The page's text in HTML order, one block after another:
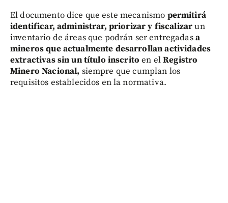
El documento dice que este mecanismo permitirá
identificar, administrar, priorizar y fiscalizarun
inventario de áreas que podrán ser entregadasa
mineros que actualmente desarrollan actividades
extractivas sin un título inscrito en elRegistro
Minero Nacional, siempre que cumplan los
requisitos establecidos en la normativa.